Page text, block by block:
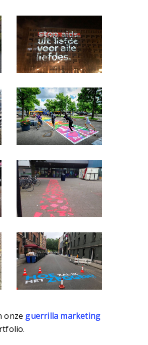
image00011-
1
004-
5
0048
Foto-
05-
06-
18-
08-
50
onze guerrilla marketing